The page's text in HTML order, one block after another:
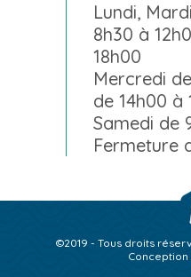
Lundi,
8h30 à
18h00
Mercredi
de 14h00 à
Samedi de
Fermeture
©2019 - Tous droits
Conception